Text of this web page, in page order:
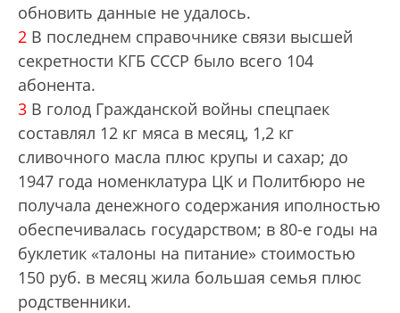
обновить данные не удалось.
2 В последнем справочнике связи высшей
секретности КГБ СССР было всего 104
абонента.
3 В голод Гражданской вой­ны спецпаек
составлял 12 кг мяса в месяц, 1,2 кг
сливочного масла плюс крупы и сахар; до
1947 года номенклатура ЦК и Политбюро не
получала денежного содержания иполностью
обеспечивалась государством; в 80-е годы на
буклетик «талоны на питание» стоимостью
150 руб. в месяц жила большая семья плюс
родственники.